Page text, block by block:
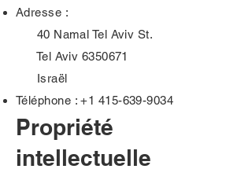
Adresse :
40 Namal Tel Aviv St.
Tel Aviv 6350671
Israël
Téléphone :+1 415-639-9034
Propriété
intellectuelle